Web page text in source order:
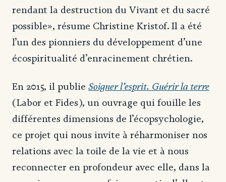
rendant la destruction du Vivant et du sacré
possible», résume Christine Kristof. Il a été
l’un des pionniers du développement d’une
écospiritualité d’enracinement chrétien.
En 2015, il publie Soigner l’esprit. Guérir la terre
(Labor et Fides), un ouvrage qui fouille les
différentes dimensions de l’écopsychologie,
ce projet qui nous invite à réharmoniser nos
relations avec la toile de la vie et à nous
reconnecter en profondeur avec elle, dans la